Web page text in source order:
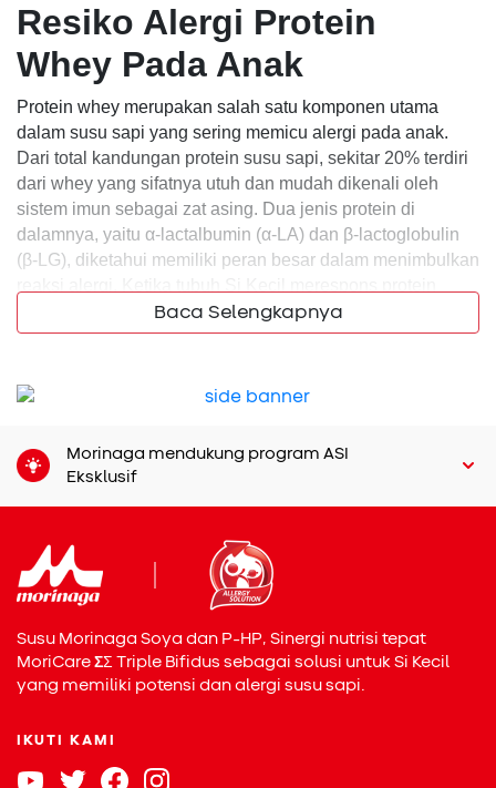
Resiko Alergi Protein
Whey Pada Anak
Protein whey merupakan salah satu komponen utama
dalam susu sapi yang sering memicu alergi pada anak.
Dari total kandungan protein susu sapi, sekitar 20% terdiri
dari whey yang sifatnya utuh dan mudah dikenali oleh
sistem imun sebagai zat asing. Dua jenis protein di
dalamnya, yaitu α-lactalbumin (α-LA) dan β-lactoglobulin
(β-LG), diketahui memiliki peran besar dalam menimbulkan
tersebut, gejala alergi dapat muncul.
lain ruam merah di kulit, gatal, muntah, atau diare. Pada
napas atau bengkak di area wajah yang cukup
mengkhawatirkan. Kasus yang lebih berat bahkan berisiko
menimbulkan anafilaksis, sehingga membuat anak merasa
memberi susu sapi.
Alternatif protein lain dapat membantu memenuhi
ditimbulkan whey. Isolat kedelai dari kacang kedelai
dikenal sebagai protein nabati yang mudah dicerna dan
sesuai bagi anak yang sensitif terhadap protein susu sapi.
Baca Selengkapnya
Morinaga mendukung program ASI
Eksklusif
Susu Morinaga Soya dan P-HP, Sinergi nutrisi tepat
MoriCareΣΣTriple Bifidus sebagai solusi untuk Si Kecil
yang memiliki potensi dan alergi susu sapi.
IKUTI KAMI